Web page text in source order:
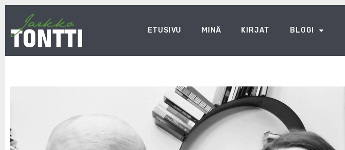
ETUSIVU MINÄ KIRJAT BLOGI